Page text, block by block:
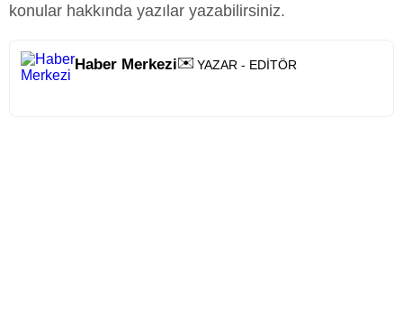
konular hakkında yazılar yazabilirsiniz.
Haber Merkezi✉️ YAZAR - EDİTÖR